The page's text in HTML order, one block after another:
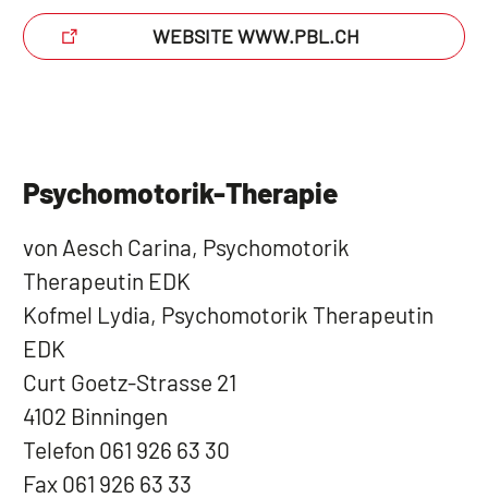
WEBSITE WWW.PBL.CH
Psychomotorik-Therapie
von Aesch Carina, Psychomotorik
Therapeutin EDK
Kofmel Lydia, Psychomotorik Therapeutin
EDK
Curt Goetz-Strasse 21
4102 Binningen
Telefon 061 926 63 30
Fax 061 926 63 33